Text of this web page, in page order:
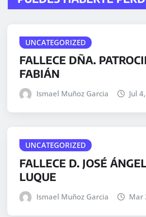
UNCATEGORIZED
FALLECE DÑA.
FABIÁN
Ismael Muñoz Garcia Jul
UNCATEGORIZED
FALLECE D. JOSÉ
LUQUE
Ismael Muñoz Garcia Mar